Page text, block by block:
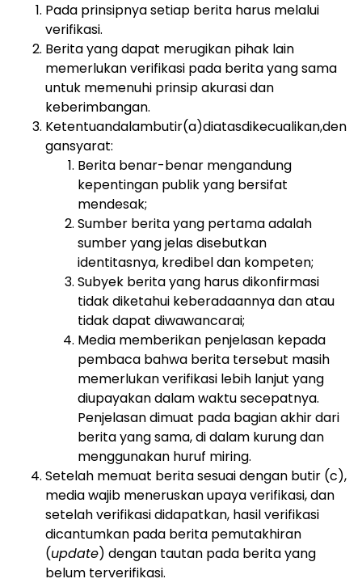
Pada prinsipnya setiap berita harus melalui
verifikasi.
Berita yang dapat merugikan pihak lain
memerlukan verifikasi pada berita yang sama
untuk memenuhi prinsip akurasi dan
keberimbangan.
Ketentuandalambutir(a)diatasdikecualikan,den
gansyarat:
Berita benar-benar mengandung
kepentingan publik yang bersifat
mendesak;
Sumber berita yang pertama adalah
sumber yang jelas disebutkan
identitasnya, kredibel dan kompeten;
Subyek berita yang harus dikonfirmasi
tidak diketahui keberadaannya dan atau
tidak dapat diwawancarai;
Media memberikan penjelasan kepada
pembaca bahwa berita tersebut masih
memerlukan verifikasi lebih lanjut yang
diupayakan dalam waktu secepatnya.
Penjelasan dimuat pada bagian akhir dari
berita yang sama, di dalam kurung dan
menggunakan huruf miring.
Setelah memuat berita sesuai dengan butir (c),
media wajib meneruskan upaya verifikasi, dan
setelah verifikasi didapatkan, hasil verifikasi
dicantumkan pada berita pemutakhiran
(update) dengan tautan pada berita yang
belum terverifikasi.